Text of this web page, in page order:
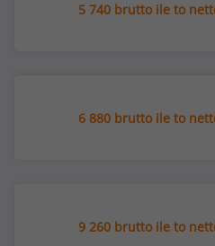
5 740 brutto ile to
6 880 brutto ile to
9 260 brutto ile to